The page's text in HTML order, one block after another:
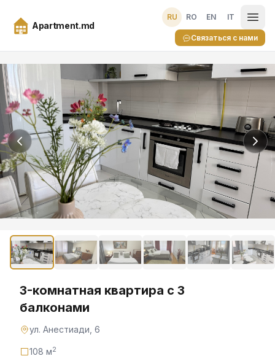
Apartment.md
RU RO EN IT
Связаться с нами
3-комнатная квартира с 3
балконами
ул. Анестиади, 6
108 м2